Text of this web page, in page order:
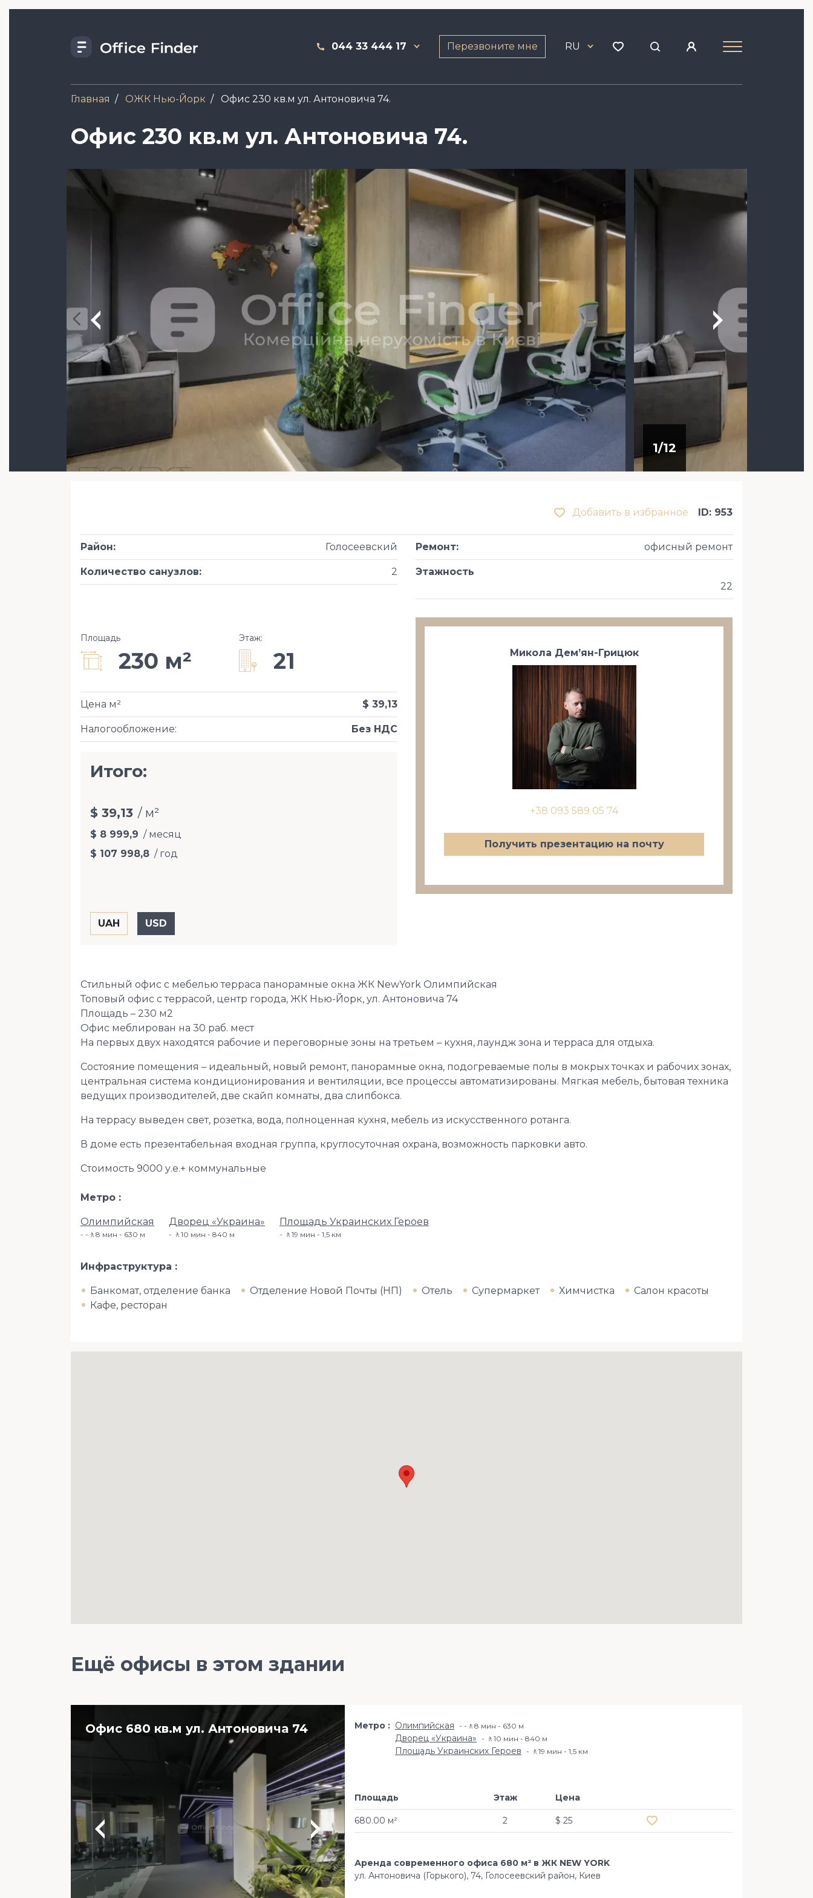
044 33 444 17 Перезвоните мне RU
Главная ОЖК Нью-Йорк Офис 230 кв.м ул. Антоновича 74.
Офис 230 кв.м ул. Антоновича 74.
Image
1/12
Добавить в избранное ID: 953
Район: Голосеевский
Количество санузлов: 2
Ремонт: офисный ремонт
Этажность
22
Площадь
230 м²
Этаж:
21
Налогообложение: Без НДС
Цена м² $ 39,13
Итого:
$ 39,13 / м²
$ 8 999,9 / месяц
$ 107 998,8 / год
Микола Дем’ян-Грицюк
+38 093 589 05 74
Получить презентацию на почту
Стильный офис с мебелью терраса панорамные окна ЖК NewYork Олимпийская
Топовый офис с террасой, центр города, ЖК Нью-Йорк, ул. Антоновича 74
Площадь – 230 м2
Офис меблирован на 30 раб. мест
На первых двух находятся рабочие и переговорные зоны на третьем – кухня, лаундж зона и терраса для отдыха.
Состояние помещения – идеальный, новый ремонт, панорамные окна, подогреваемые полы в мокрых точках и рабочих зонах,
центральная система кондиционирования и вентиляции, все процессы автоматизированы. Мягкая мебель, бытовая техника
ведущих производителей, две скайп комнаты, два слипбокса.
На террасу выведен свет, розетка, вода, полноценная кухня, мебель из искусственного ротанга.
В доме есть презентабельная входная группа, круглосуточная охрана, возможность парковки авто.
Стоимость 9000 у.е.+ коммунальные
Метро
Олимпийская
-🚶8 мин - 630 м
Дворец «Украина»
🚶10 мин - 840 м
Площадь Украинских Героев
🚶19 мин - 1,5 км
Инфраструктура
Банкомат, отделение банка Отделение Новой Почты (НП) Отель Супермаркет Химчистка
Салон красоты
Кафе, ресторан
Ещё офисы в этом здании
Офис 680 кв.м ул. Антоновича 74 Метро Олимпийская -🚶8 мин - 630 м
Дворец «Украина» 🚶10 мин - 840 м
Площадь Украинских Героев 🚶19 мин - 1,5 км
Площадь
680.00 м²
Этаж
2
Цена
$ 25
Аренда современного офиса 680 м² в ЖК NEW YORK
ул. Антоновича (Горького), 74, Голосеевский район, Киев